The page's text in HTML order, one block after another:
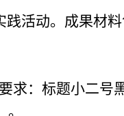
活动。成果材
求：标题小二号
。